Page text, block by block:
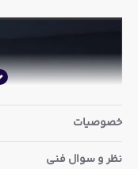
خصوصیات
نظر و سوال فنی